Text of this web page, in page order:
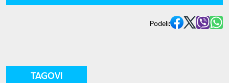
Podeli:
TAGOVI